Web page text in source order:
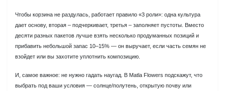
Чтобы корзина не раздулась, работает правило «3 роли»: одна культура
дает основу, вторая – подчеркивает, третья – заполняет пустоты. Вместо
десяти разных пакетов лучше взять несколько продуманных позиций и
прибавить небольшой запас 10–15% — он выручает, если часть семян не
взойдет или вы захотите уплотнить композицию.
И, самое важное: не нужно гадать наугад. В Matla Flowers подскажут, что
выбрать под ваши условия — солнце/полутень, открытую почву или